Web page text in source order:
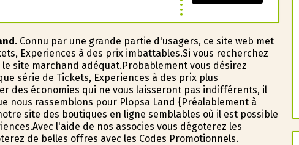
. Connu par une grande partie d'usagers, ce site web met
Experiences à des prix imbattables.Si vous recherchez
site marchand adéquat.Probablement vous désirez
série de Tickets, Experiences à des prix plus
des économies qui ne vous laisseront pas indifférents, il
nous rassemblons pour Plopsa Land {Préalablement à
site des boutiques en ligne semblables où il est possible
l'aide de nos associes vous dégoterez les
de belles offres avec les Codes Promotionnels.